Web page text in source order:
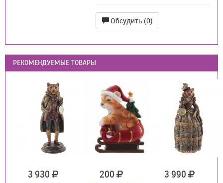
Обсудить (0)
РЕКОМЕНДУЕМЫЕ ТОВАРЫ
3 930 200 3 990